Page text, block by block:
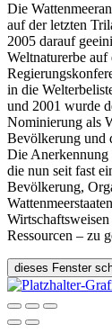
Die
auf der letzten
2005 darauf
Weltnaturerbe
in die
und 2001 wurde
Nominierung als
Bevölkerung und
Die Anerkennung
die nun seit fast
Bevölkerung,
Ressourcen – zu
dieses Fenster